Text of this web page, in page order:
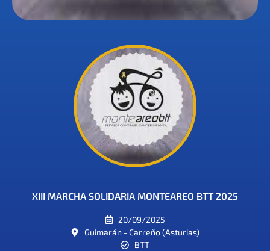
XIII MARCHA SOLIDARIA MONTEAREO BTT 2025
20/09/2025
Guimarán - Carreño (Asturias)
BTT